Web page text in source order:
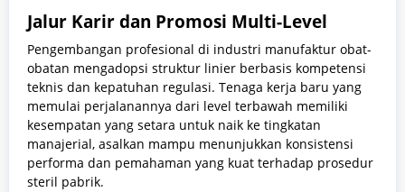
Jalur Karir dan Promosi Multi-Level
Pengembangan profesional di industri manufaktur obat-
obatan mengadopsi struktur linier berbasis kompetensi
teknis dan kepatuhan regulasi. Tenaga kerja baru yang
memulai perjalanannya dari level terbawah memiliki
kesempatan yang setara untuk naik ke tingkatan
manajerial, asalkan mampu menunjukkan konsistensi
performa dan pemahaman yang kuat terhadap prosedur
steril pabrik.